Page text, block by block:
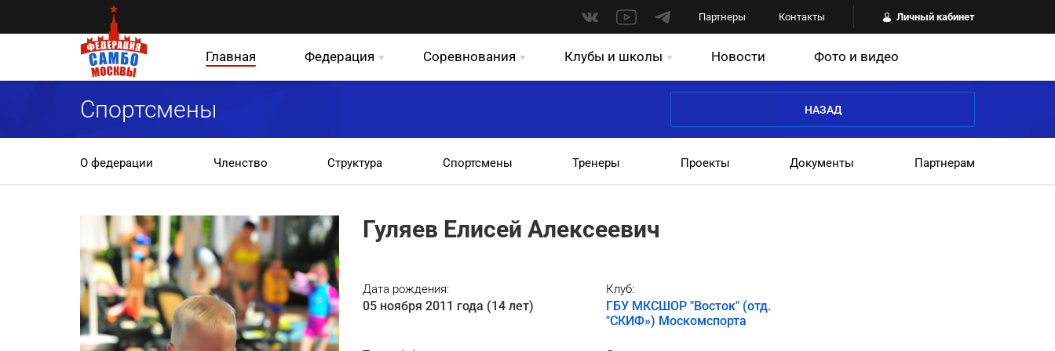
Партнеры Контакты Личный кабинет
Главная Федерация Соревнования Клубы и школы Новости Фото и видео
Спортсмены НАЗАД
О федерации Членство Структура Спортсмены Тренеры Проекты Документы Партнерам
Гуляев Елисей Алексеевич
Дата рождения:
05 ноября 2011 года (14 лет)
Клуб:
ГБУ МКСШОР "Восток" (отд.
"СКИФ») Москомспорта